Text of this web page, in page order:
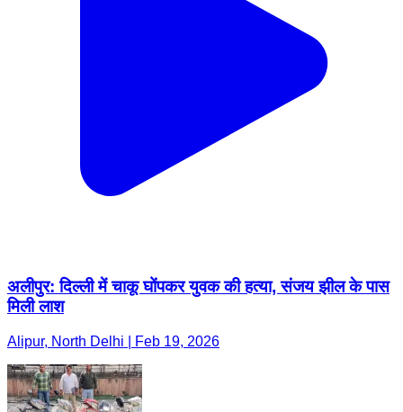
अलीपुर: दिल्ली में चाकू घोंपकर युवक की हत्या, संजय झील के पास
मिली लाश
Alipur, North Delhi | Feb 19, 2026